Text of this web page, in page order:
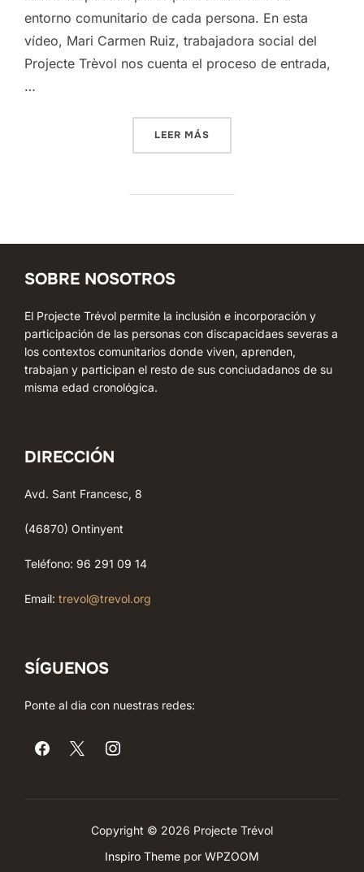
entorno comunitario de cada persona. En esta
vídeo, Mari Carmen Ruiz, trabajadora social del
Projecte Trèvol nos cuenta el proceso de entrada,
…
LEER MÁS
SOBRE NOSOTROS
El Projecte Trévol permite la inclusión e incorporación y
participación de las personas con discapacidaes severas a
los contextos comunitarios donde viven, aprenden,
trabajan y participan el resto de sus conciudadanos de su
misma edad cronológica.
DIRECCIÓN
Avd. Sant Francesc, 8
(46870) Ontinyent
Teléfono: 96 291 09 14
Email: trevol@trevol.org
SÍGUENOS
Ponte al dia con nuestras redes:
Copyright © 2026 Projecte Trévol
Inspiro Theme por WPZOOM